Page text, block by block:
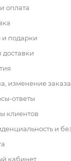
оплата
и подарки
изменение заказа
ответы
клиентов
и
кабинет